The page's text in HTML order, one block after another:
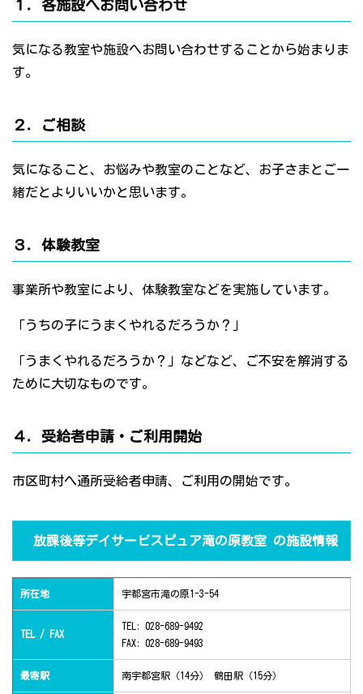
１．各施設へお問い合わせ
気になる教室や施設へお問い合わせすることから始まりま
す。
２．ご相談
気になること、お悩みや教室のことなど、お子さまとご一
緒だとよりいいかと思います。
３．体験教室
事業所や教室により、体験教室などを実施しています。
「うちの子にうまくやれるだろうか？」
「うまくやれるだろうか？」などなど、ご不安を解消する
ために大切なものです。
４．受給者申請・ご利用開始
市区町村へ通所受給者申請、ご利用の開始です。
放課後等デイサービスピュア滝の原教室 の施設情報
所在地 宇都宮市滝の原1-3-54
TEL / FAX
TEL: 028-689-9492
FAX: 028-689-9493
最寄駅 南宇都宮駅（14分） 鶴田駅（15分）